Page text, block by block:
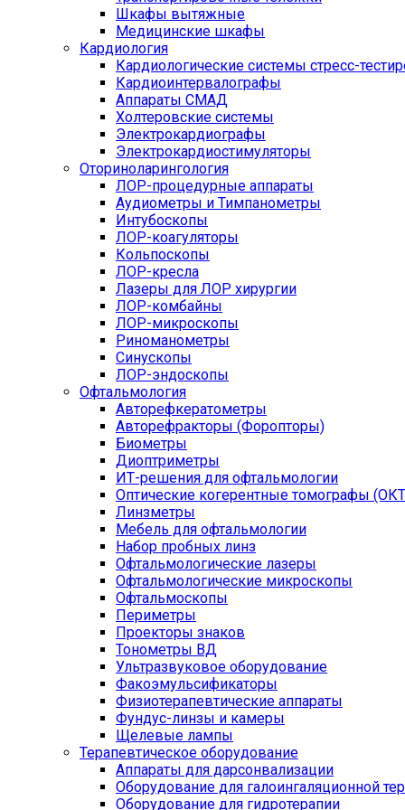
Шкафы вытяжные
Медицинские шкафы
Кардиология
Кардиологические системы стресс-
Кардиоинтервалографы
Аппараты СМАД
Холтеровские системы
Электрокардиографы
Электрокардиостимуляторы
Оториноларингология
ЛОР-процедурные аппараты
Аудиометры и Тимпанометры
Интубоскопы
ЛОР-коагуляторы
Кольпоскопы
ЛОР-кресла
Лазеры для ЛОР хирургии
ЛОР-комбайны
ЛОР-микроскопы
Риноманометры
Синускопы
ЛОР-эндоскопы
Офтальмология
Авторефкератометры
Авторефракторы (Форопторы)
Биометры
Диоптриметры
ИТ-решения для офтальмологии
Оптические когерентные томографы
Линзметры
Мебель для офтальмологии
Набор пробных линз
Офтальмологические лазеры
Офтальмологические микроскопы
Офтальмоскопы
Периметры
Проекторы знаков
Тонометры ВД
Ультразвуковое оборудование
Факоэмульсификаторы
Физиотерапевтические аппараты
Фундус-линзы и камеры
Щелевые лампы
Терапевтическое оборудование
Аппараты для дарсонвализации
Оборудование для галоингаляционной
Оборудование для гидротерапии